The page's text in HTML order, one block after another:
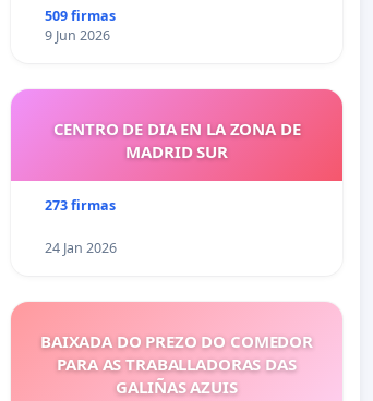
509 firmas
9 Jun 2026
CENTRO DE DIA EN LA ZONA DE
MADRID SUR
273 firmas
24 Jan 2026
BAIXADA DO PREZO DO COMEDOR
PARA AS TRABALLADORAS DAS
GALIÑAS AZUIS